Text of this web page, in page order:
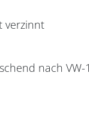
verzinnt
nach VW-1